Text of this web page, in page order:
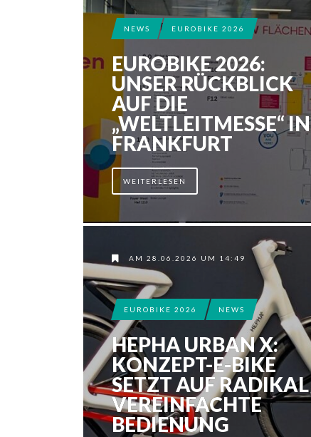
NEWS EUROBIKE 2026
EUROBIKE 2026:
UNSER RÜCKBLICK
AUF DIE
„WELTLEITMESSE“ IN
FRANKFURT
WEITERLESEN
AM 28.06.2026 UM 14:49
EUROBIKE 2026 NEWS
HEPHA URBAN X:
KONZEPT-E-BIKE
SETZT AUF RADIKAL
VEREINFACHTE
BEDIENUNG